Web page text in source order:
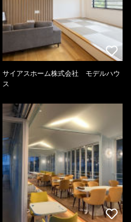
サイアスホーム株式会社 モデルハウ
ス